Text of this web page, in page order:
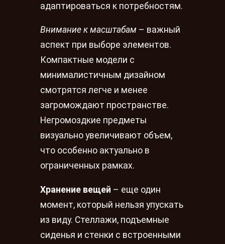
адаптироваться к потребностям.
Внимание к масштабам – важный
аспект при выборе элементов.
Компактные модели с
минималистичным дизайном
смотрятся легче и менее
загромождают пространстве.
Негромоздкие предметы
визуально увеличивают объем,
что особенно актуально в
ограниченных рамках.
Хранение вещей – еще один
момент, который нельзя упускать
из виду. Стеллажи, подъемные
сиденья и стенки с встроенными